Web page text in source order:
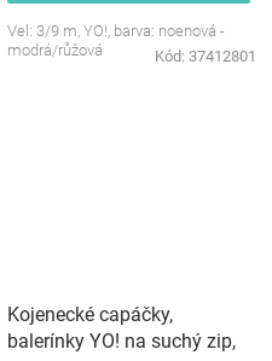
Vel: 3/9 m, YO!, barva: noenová -
modrá/růžová
Kód: 37412801
Kojenecké capáčky,
balerínky YO! na suchý zip,